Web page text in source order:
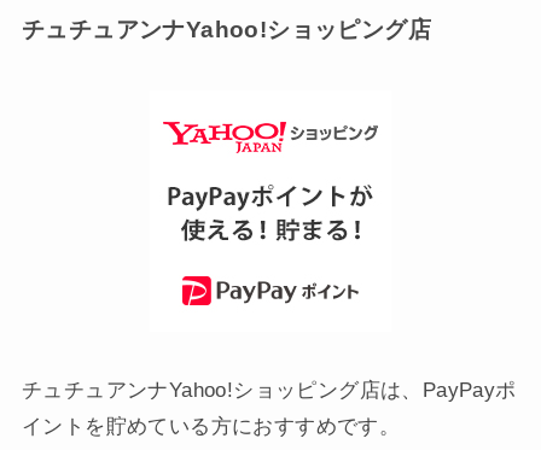
チュチュアンナYahoo!ショッピング店
チュチュアンナYahoo!ショッピング店は、PayPayポ
イントを貯めている方におすすめです。